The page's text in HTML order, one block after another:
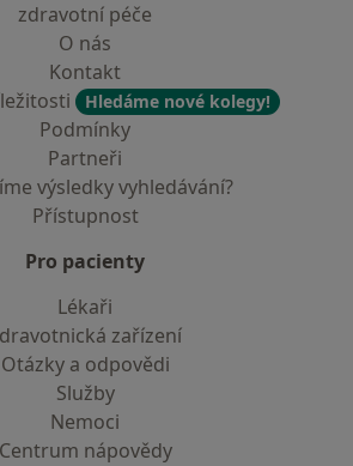
zdravotní péče
O nás
Kontakt
Hledáme nové kolegy!
Podmínky
Partneři
výsledky vyhledávání?
Přístupnost
Pro pacienty
Lékaři
zařízení
Otázky a odpovědi
Služby
Nemoci
Centrum nápovědy